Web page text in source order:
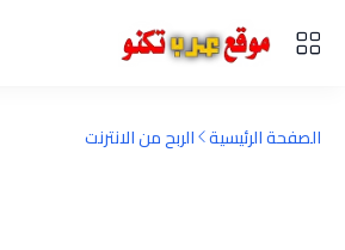
الصفحة الرئيسية الربح من الانترنت